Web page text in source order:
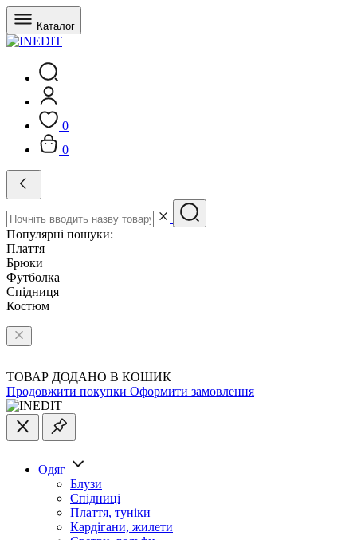
Каталог
0
0
Популярні пошуки:
Плаття
Брюки
Футболка
Спідниця
Костюм
ТОВАР ДОДАНО В КОШИК
Продовжити покупки Оформити замовлення
Одяг
Блузи
Спідниці
Плаття, туніки
Кардігани, жилети